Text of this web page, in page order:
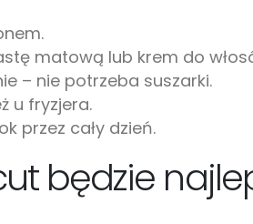
matową lub krem do
– nie potrzeba suszarki.
u fryzjera.
przez cały dzień.
będzie